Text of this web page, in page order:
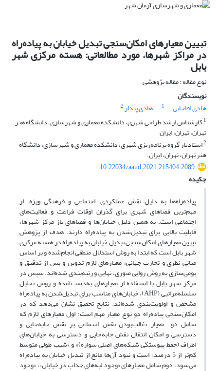
تبیین معیارهای امکان‌سنجی تبدیل خیابان به پیاده‌راه
در مراکز شهرها، مورد مطالعاتی: هسته مرکزی شهر
بابل
نوع مقاله : مقاله پژوهشی
نویسندگان
هادی اقاجانی
1 هادی پندار2
1کارشناس ارشد طراحی شهری، دانشکده معماری و شهرسازی، دانشگاه هنر
تهران، تهران، ایران
2استادیار گروه برنامه‌ریزی شهری، دانشکده معماری و شهرسازی، دانشگاه
هنر تهران، تهران، ایران.
10.22034/aaud.2021.215404.2089
چکیده
پیاده‌راه‌ها به دلیل نقش عملکردی، اجتماعی و فرهنگی ویژه، از
مهم‌ترین فضاهای شهری برای گذران اوقات فراغت و فعالیت‌های
اجتماعی است. به همین دلیل خیابان‌ها و فضاهای باز مرکز شهرها،
قابلیت بالایی برای تبدیل‌شدن به پیاده‌راه دارند. هدف از پژوهش
تبیین معیارهای امکان‌سنجی تبدیل خیابان‌ به پیاده‌راه در هسته مرکزی
شهر بابل است که ابتدا به روش استدلال منطقی انجام‌شده و بر اساس
مبانی نظری و تجارب جهانی، معیارهای لازم تدوین‌ و پس از تدقیق و
بومی‌سازی به روش روایی صوری، نهایی و رتبه‌بندی شده‌اند. سپس در
مرکز شهر بابل با استفاده از معیارهای به‌دست‌آمده و روش تحلیل
سلسله‌مراتبی (AHP)، خیابان‌های مناسب برای تبدیل‌شدن به پیاده‌راه
مشخص و اولویت‌بندی شده‌اند. نتایج تحقیق نشان می‌دهد که در
امکان‌سنجی پیاده‌راه دو نوع معیار مهم است: اول معیارهای لازم که
شامل دو معیار «غالب‌بودن نقش اجتماعی بر نقش جابه‌جایی و
دسترسی و امکان انتقال نقش جابه‌جایی و دسترسی به خیابان‌های
اطراف (حفظ پیوستگی شبکه‌های اصلی سواره)» و «شیب طولی متوسط
کم‌تر از 5 درصد» است و نبود آن‌ها مانع از تبدیل خیابان به پیاده‌راه
می‌شود. دوم شامل معیارهای «وجود لبه‌های جذاب در خیابان»، «وجود